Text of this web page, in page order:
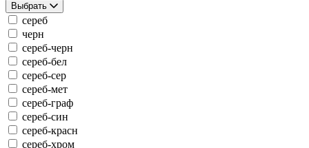
Выбрать
сереб
черн
сереб-черн
сереб-бел
сереб-сер
сереб-мет
сереб-граф
сереб-син
сереб-красн
сереб-хром